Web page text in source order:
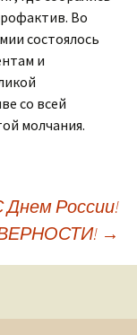
Во
состоялось
и
со всей
молчания.
Днем России!
→